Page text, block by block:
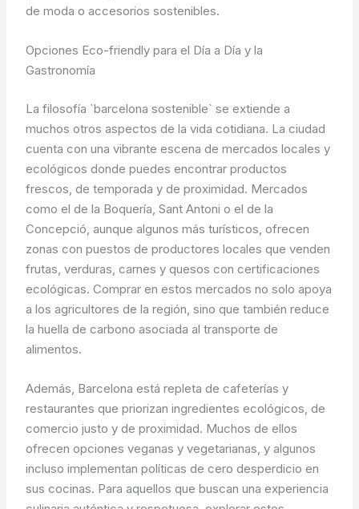
de moda o accesorios sostenibles.
Opciones Eco-friendly para el Día a Día y la
Gastronomía
La filosofía `barcelona sostenible` se extiende a
muchos otros aspectos de la vida cotidiana. La ciudad
cuenta con una vibrante escena de mercados locales y
ecológicos donde puedes encontrar productos
frescos, de temporada y de proximidad. Mercados
como el de la Boquería, Sant Antoni o el de la
Concepció, aunque algunos más turísticos, ofrecen
zonas con puestos de productores locales que venden
frutas, verduras, carnes y quesos con certificaciones
ecológicas. Comprar en estos mercados no solo apoya
a los agricultores de la región, sino que también reduce
la huella de carbono asociada al transporte de
alimentos.
Además, Barcelona está repleta de cafeterías y
restaurantes que priorizan ingredientes ecológicos, de
comercio justo y de proximidad. Muchos de ellos
ofrecen opciones veganas y vegetarianas, y algunos
incluso implementan políticas de cero desperdicio en
sus cocinas. Para aquellos que buscan una experiencia